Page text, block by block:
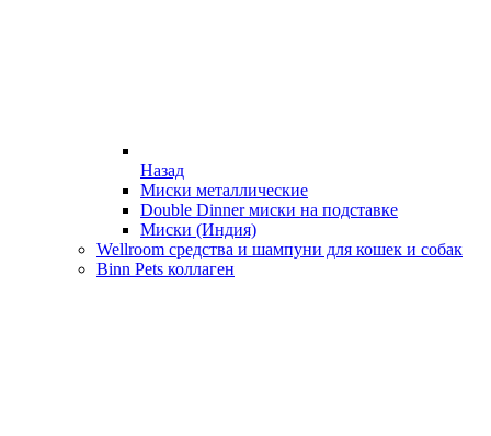
Назад
Миски металлические
Double Dinner миски на подставке
Миски (Индия)
Wellroom средства и шампуни для кошек и собак
Binn Pets коллаген